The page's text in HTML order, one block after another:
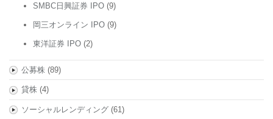
SMBC日興証券 IPO (9)
岡三オンライン IPO (9)
東洋証券 IPO (2)
公募株(89)
貸株(4)
ソーシャルレンディング(61)